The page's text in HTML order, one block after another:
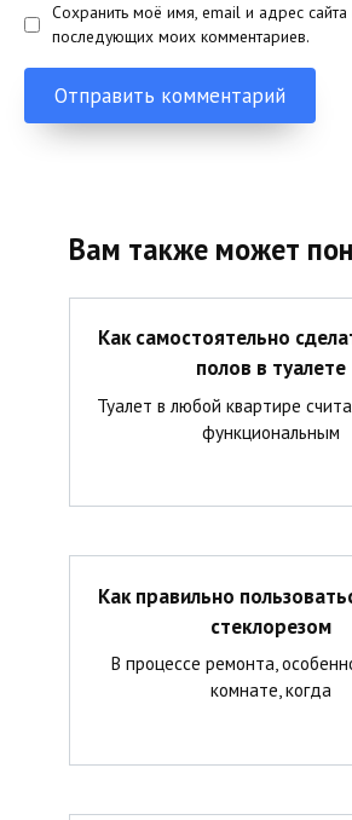
Сохранить моё имя, email и адрес
последующих моих комментариев.
Вам также может
Как самостоятельно
полов в туалете
Туалет в любой квартире
функциональным
Как правильно
стеклорезом
В процессе ремонта,
комнате, когда